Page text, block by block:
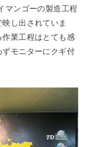
マンゴーの製造工程
し出されていま
業工程はとても感
モニターにクギ付